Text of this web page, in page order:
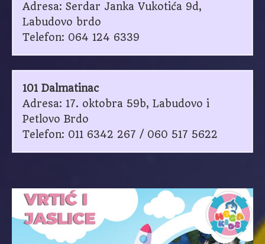
Adresa: Serdar Janka Vukotića 9d,
Labudovo brdo
Telefon: 064 124 6339
101 Dalmatinac
Adresa: 17. oktobra 59b, Labudovo i
Petlovo Brdo
Telefon: 011 6342 267 / 060 517 5622